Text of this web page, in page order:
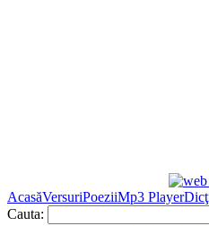
AcasăVersuriPoeziiMp3 Player
Cauta: